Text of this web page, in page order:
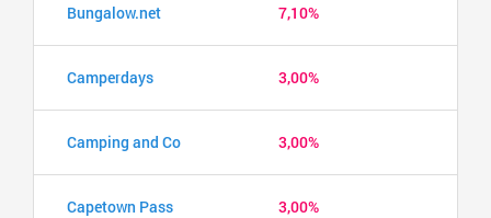
Bungalow.net 7,10%
Camperdays 3,00%
Camping and Co 3,00%
Capetown Pass 3,00%